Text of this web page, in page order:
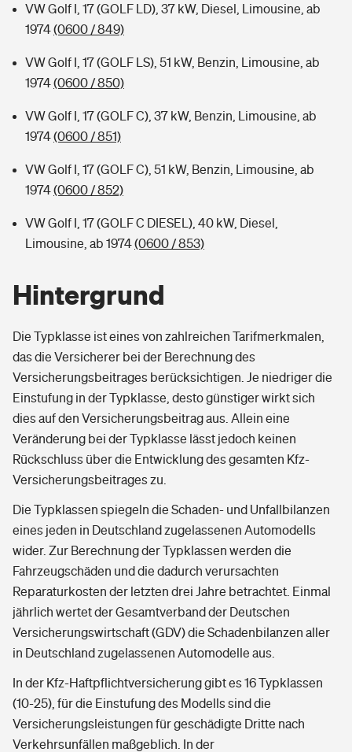
VW Golf I, 17 (GOLF LD), 37 kW, Diesel, Limousine, ab
1974(0600 / 849)
VW Golf I, 17 (GOLF LS), 51 kW, Benzin, Limousine, ab
1974(0600 / 850)
VW Golf I, 17 (GOLF C), 37 kW, Benzin, Limousine, ab
1974(0600 / 851)
VW Golf I, 17 (GOLF C), 51 kW, Benzin, Limousine, ab
1974(0600 / 852)
VW Golf I, 17 (GOLF C DIESEL), 40 kW, Diesel,
Limousine, ab 1974(0600 / 853)
Hintergrund
Die Typklasse ist eines von zahlreichen Tarifmerkmalen,
das die Versicherer bei der Berechnung des
Versicherungsbeitrages berücksichtigen. Je niedriger die
Einstufung in der Typklasse, desto günstiger wirkt sich
dies auf den Versicherungsbeitrag aus. Allein eine
Veränderung bei der Typklasse lässt jedoch keinen
Rückschluss über die Entwicklung des gesamten Kfz-
Versicherungsbeitrages zu.
Die Typklassen spiegeln die Schaden- und Unfallbilanzen
eines jeden in Deutschland zugelassenen Automodells
wider. Zur Berechnung der Typklassen werden die
Fahrzeugschäden und die dadurch verursachten
Reparaturkosten der letzten drei Jahre betrachtet. Einmal
jährlich wertet der Gesamtverband der Deutschen
Versicherungswirtschaft (GDV) die Schadenbilanzen aller
in Deutschland zugelassenen Automodelle aus.
In der Kfz-Haftpflichtversicherung gibt es 16 Typklassen
(10-25), für die Einstufung des Modells sind die
Versicherungsleistungen für geschädigte Dritte nach
Verkehrsunfällen maßgeblich. In der